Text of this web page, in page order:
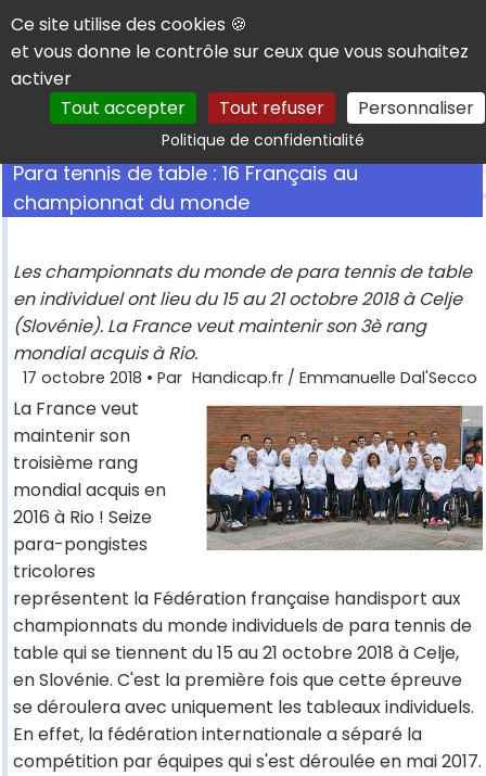
Panneau de gestion des cookies
Ce site utilise des cookies 🍪
et vous donne le contrôle sur ceux que vous souhaitez
activer
Tout accepter
Tout refuser Personnaliser
Politique de confidentialitéRechercher
Para tennis de table : 16 Français au
championnat du monde
Les championnats du monde de para tennis de table
en individuel ont lieu du 15 au 21 octobre 2018 à Celje
(Slovénie). La France veut maintenir son 3è rang
mondial acquis à Rio.
17 octobre 2018 • Par Handicap.fr / Emmanuelle Dal'Secco
La France veut
maintenir son
troisième rang
mondial acquis en
2016 à Rio ! Seize
para-pongistes
tricolores
représentent la Fédération française handisport aux
championnats du monde individuels de para tennis de
table qui se tiennent du 15 au 21 octobre 2018 à Celje,
en Slovénie. C'est la première fois que cette épreuve
se déroulera avec uniquement les tableaux individuels.
En effet, la fédération internationale a séparé la
compétition par équipes qui s'est déroulée en mai 2017.